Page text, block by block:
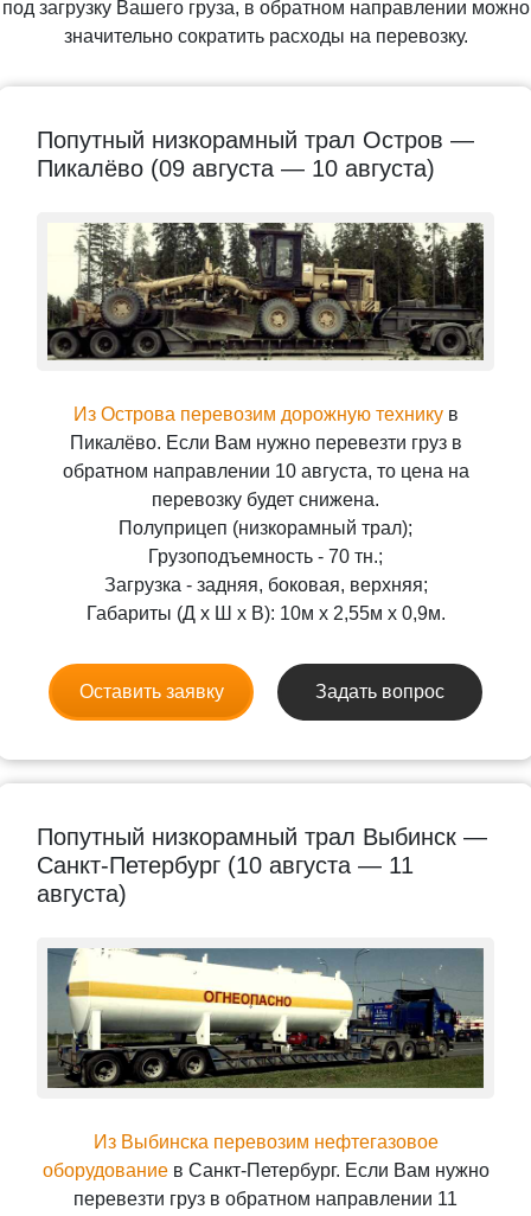
под загрузку Вашего груза, в обратном направлении можно
значительно сократить расходы на перевозку.
Попутный низкорамный трал Остров —
Пикалёво (09 августа — 10 августа)
Из Острова перевозим дорожную техникув
Пикалёво. Если Вам нужно перевезти груз в
обратном направлении 10 августа, то цена на
перевозку будет снижена.
Полуприцеп (низкорамный трал);
Грузоподъемность - 70 тн.;
Загрузка - задняя, боковая, верхняя;
Габариты (Д x Ш x В): 10м x 2,55м x 0,9м.
Оставить заявку Задать вопрос
Попутный низкорамный трал Выбинск —
Санкт-Петербург (10 августа — 11
августа)
Из Выбинска перевозим нефтегазовое
оборудованиев Санкт-Петербург. Если Вам нужно
перевезти груз в обратном направлении 11